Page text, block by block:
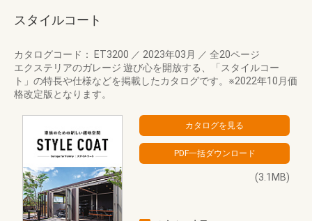
スタイルコート
カタログコード： ET3200 ／ 2023年03月 ／ 全20ページ
エクステリアのガレージ 遊び心を開放する、「スタイルコー
ト」の特長や仕様などを掲載したカタログです。※2022年10月価
格改定版となります。
(3.1MB)